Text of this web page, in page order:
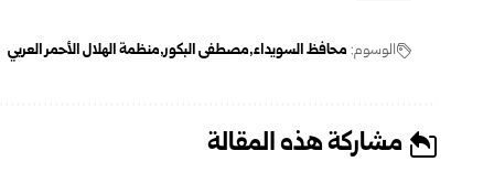
الوسوم: محافظ السويداء مصطفى البكور منظمة الهلال الأحمر العربي
مشاركة هذه المقالة